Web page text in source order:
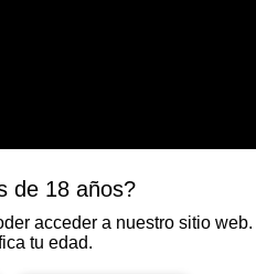
de 18 años?
acceder a nuestro sitio web.
tu edad.